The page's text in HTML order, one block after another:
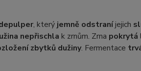
, který jemně odstraníjejich
nepřischla k zrnům. Zrna pokrytá
zbytků dužiny. Fermentace